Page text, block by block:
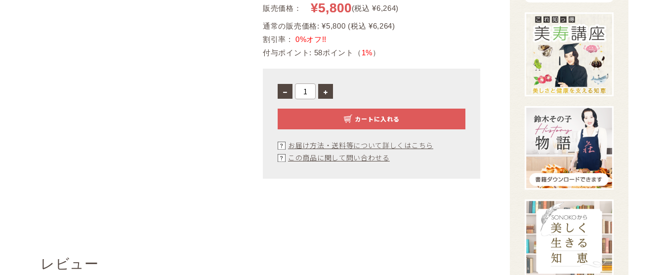
販売価格： ¥5,800(税込 ¥6,264)
通常の販売価格: ¥5,800 (税込 ¥6,264)
割引率 : 0%オフ!!
付与ポイント: 58ポイント（ 1%）
カートに入れる
お届け方法・送料等について詳しくはこちら
この商品に関して問い合わせる
レビュー